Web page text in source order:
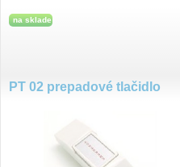
na sklade
PT 02 prepadové tlačidlo